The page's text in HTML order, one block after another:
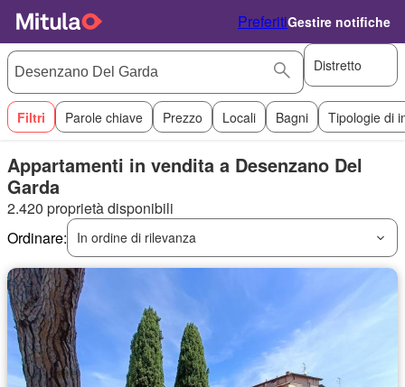
PreferitiGestire notifiche
Distretto
Filtri Parole chiave Prezzo Locali Bagni Tipologie di
Appartamenti in vendita a Desenzano Del
Garda
2.420 proprietà disponibili
Ordinare:
In ordine di rilevanza